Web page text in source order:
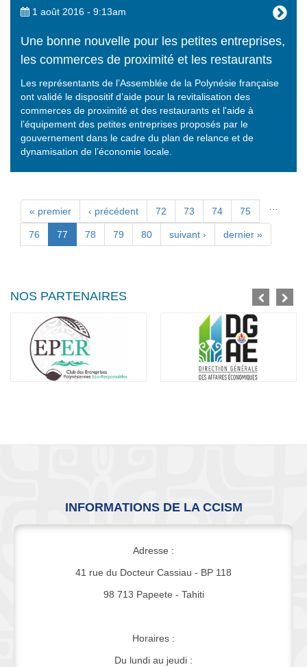
1 août 2016 - 9:13am
Une bonne nouvelle pour les petites entreprises,
les commerces de proximité et les restaurants
Les représentants de l’Assemblée de la Polynésie française
ont validé le dispositif d’aide pour la revitalisation des
commerces de proximité et des restaurants et l'aide à
l’équipement des petites entreprises proposés par le
gouvernement dans le cadre du plan de relance et de
dynamisation de l’économie locale.
Pages
« premier ‹ précédent 72 73 74 75
76 77 78 79 80 suivant › dernier »
NOS PARTENAIRES
INFORMATIONS DE LA CCISM
Adresse :
41 rue du Docteur Cassiau - BP 118
98 713 Papeete - Tahiti
Horaires :
Du lundi au jeudi :